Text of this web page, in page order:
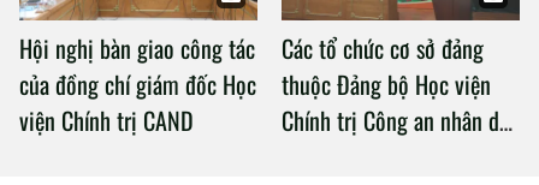
Hội nghị bàn giao công tác
của đồng chí giám đốc Học
viện Chính trị CAND
Các tổ chức cơ sở đảng
thuộc Đảng bộ Học viện
Chính trị Công an nhân dân